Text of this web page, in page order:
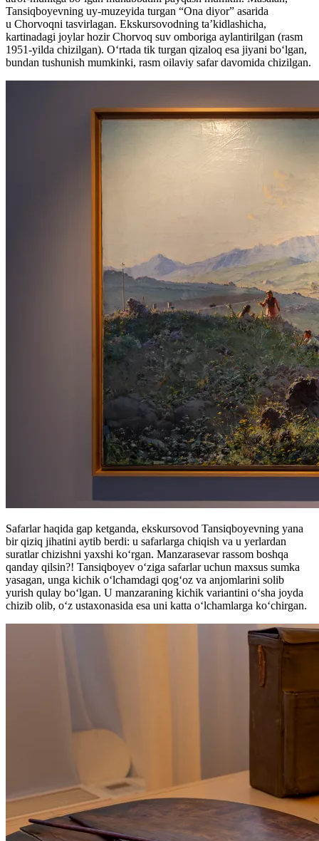
Tansiqboyevning uy-muzeyida turgan “Ona diyor” asarida
u Chorvoqni tasvirlagan. Ekskursovodning ta’kidlashicha,
kartinadagi joylar hozir Chorvoq suv omboriga aylantirilgan (rasm
1951-yilda chizilgan). Oʻrtada tik turgan qizaloq esa jiyani boʻlgan,
bundan tushunish mumkinki, rasm oilaviy safar davomida chizilgan.
Safarlar haqida gap ketganda, ekskursovod Tansiqboyevning yana
bir qiziq jihatini aytib berdi: u safarlarga chiqish va u yerlardan
suratlar chizishni yaxshi koʻrgan. Manzarasevar rassom boshqa
qanday qilsin?! Tansiqboyev oʻziga safarlar uchun maxsus sumka
yasagan, unga kichik oʻlchamdagi qogʻoz va anjomlarini solib
yurish qulay boʻlgan. U manzaraning kichik variantini oʻsha joyda
chizib olib, oʻz ustaxonasida esa uni katta oʻlchamlarga koʻchirgan.